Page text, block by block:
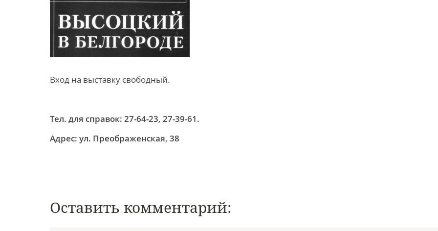
Вход на выставку свободный.
Тел. для справок: 27-64-23, 27-39-61.
Адрес: ул. Преображенская, 38
Оставить комментарий: